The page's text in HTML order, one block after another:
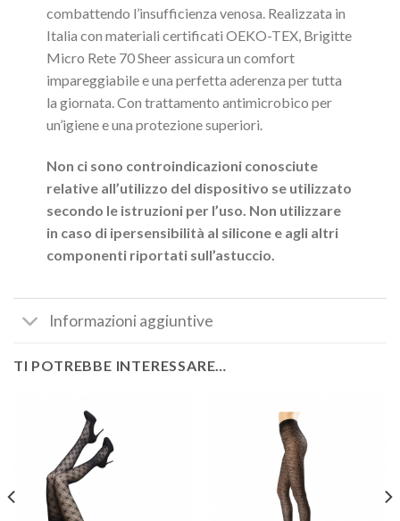
combattendo l’insufficienza venosa. Realizzata in
Italia con materiali certificati OEKO-TEX, Brigitte
Micro Rete 70 Sheer assicura un comfort
impareggiabile e una perfetta aderenza per tutta
la giornata. Con trattamento antimicrobico per
un’igiene e una protezione superiori.
Non ci sono controindicazioni conosciute
relative all’utilizzo del dispositivo se utilizzato
secondo le istruzioni per l’uso. Non utilizzare
in caso di ipersensibilità al silicone e agli altri
componenti riportati sull’astuccio.
Informazioni aggiuntive
TI POTREBBE INTERESSARE…